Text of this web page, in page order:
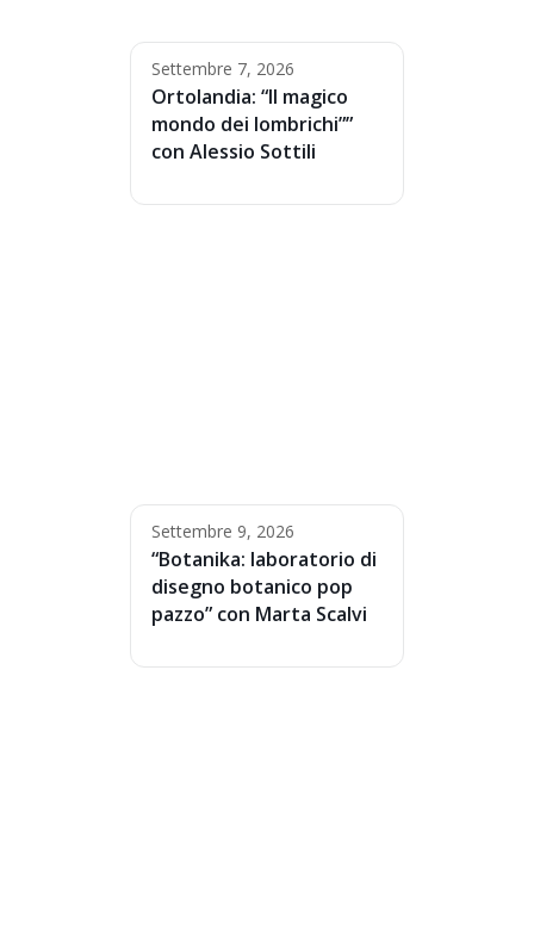
Settembre 7, 2026
Ortolandia: “Il magico
mondo dei lombrichi””
con Alessio Sottili
Settembre 9, 2026
“Botanika: laboratorio di
disegno botanico pop
pazzo” con Marta Scalvi